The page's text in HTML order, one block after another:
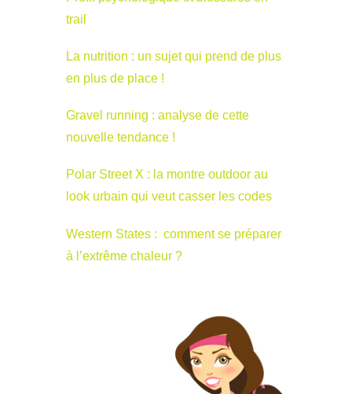
trail
La nutrition : un sujet qui prend de plus
en plus de place !
Gravel running : analyse de cette
nouvelle tendance !
Polar Street X : la montre outdoor au
look urbain qui veut casser les codes
Western States : comment se préparer
à l’extrême chaleur ?